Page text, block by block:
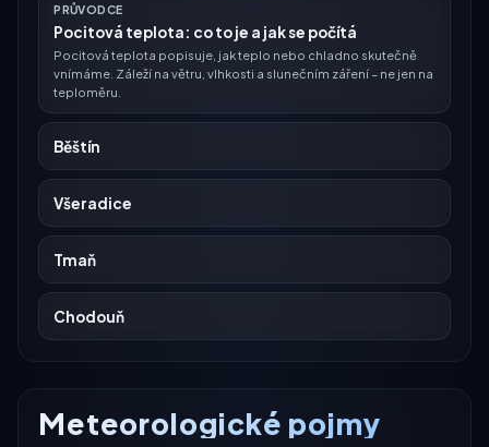
PRŮVODCE
Pocitová teplota: co to je a jak se počítá
Pocitová teplota popisuje, jak teplo nebo chladno skutečně
vnímáme. Záleží na větru, vlhkosti a slunečním záření – ne jen na
teploměru.
Běštín
Všeradice
Tmaň
Chodouň
Meteorologické pojmy